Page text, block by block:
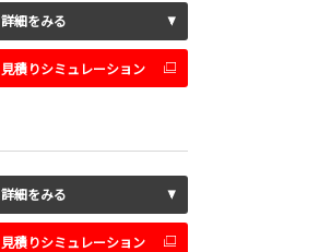
詳細をみる
見積りシミュレーション
詳細をみる
見積りシミュレーション